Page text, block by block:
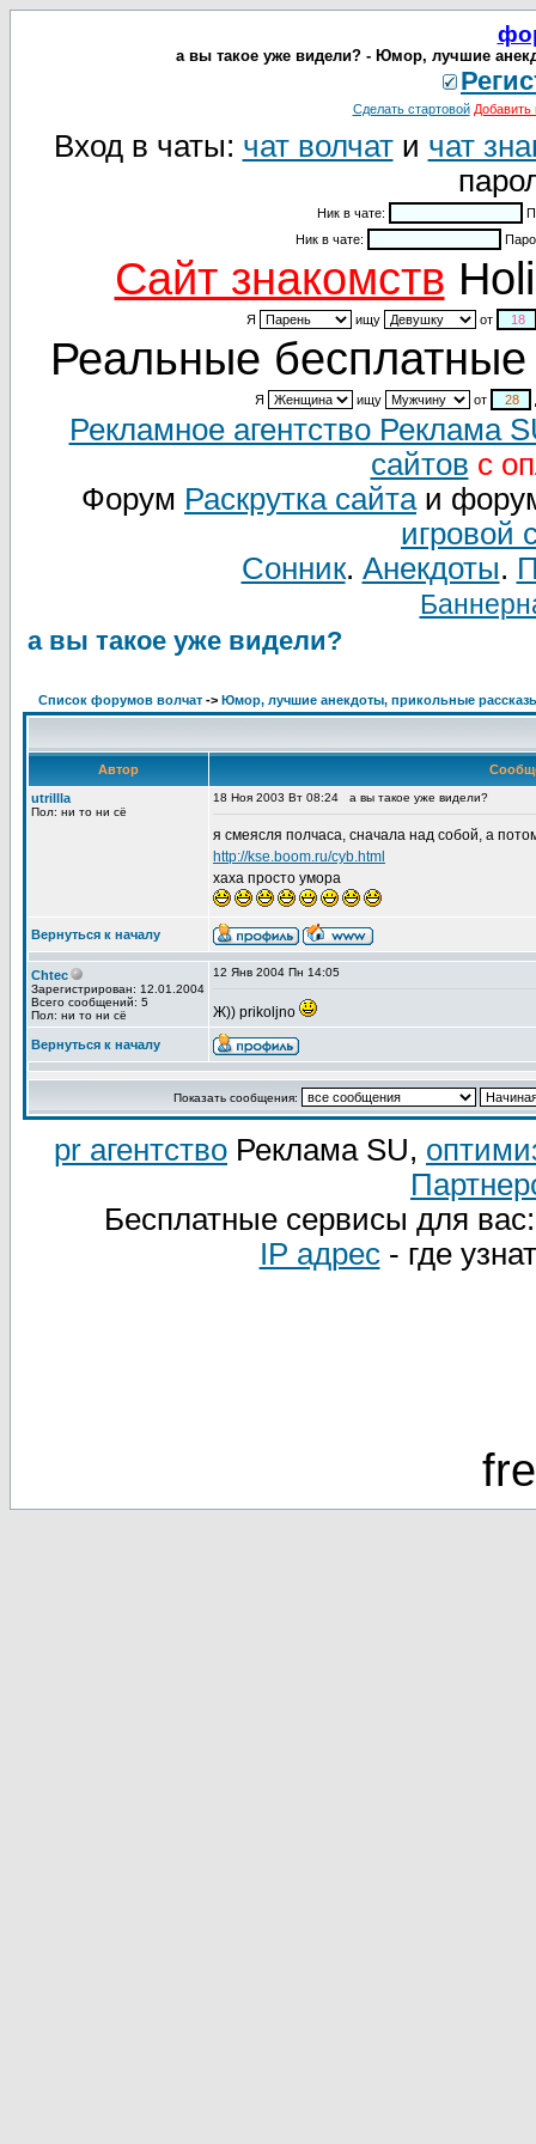
а вы такое уже видели? - Юмор, лучшие
Сделать стартовой Добавить
Вход в чаты: чат волчати чат
Ник в чате:
Ник в чате:
Cайт знакомств
Я ищу от
Реальные бесплатные
Я ищу от
Рекламное агентство Реклама
сайтов с
Форум Раскрутка сайтаи
игровой
Сонник. Анекдоты.
а вы такое уже видели?
Список форумов волчат -> Юмор, лучшие анекдоты, прикольные
Автор
utrillla
Пол: ни то ни сё
18 Ноя 2003 Вт 08:24 а вы такое уже видели?
я смеясля полчаса, сначала над собой, а
http://kse.boom.ru/cyb.html
хаха просто умора
Вернуться к началу
Chtec
Зарегистрирован: 12.01.2004
Всего сообщений: 5
Пол: ни то ни сё
12 Янв 2004 Пн 14:05
Ж)) prikoljno
Вернуться к началу
Показать сообщения:
pr агентство Реклама SU,
Бесплатные сервисы для
IP адрес- где